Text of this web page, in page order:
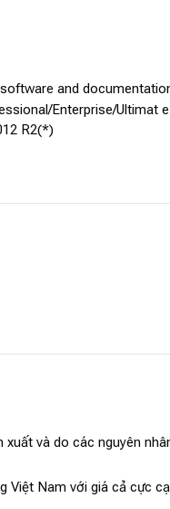
and
Enterprise/Ultimat
R2(*)
và do các nguyên
Việt Nam với giá cả cực